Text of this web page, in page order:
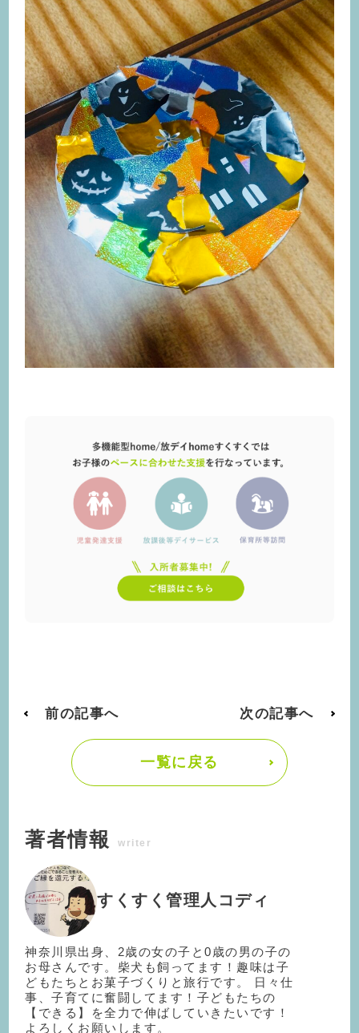
前の記事へ 次の記事へ
一覧に戻る
著者情報 writer
すくすく管理人コディ
神奈川県出身、2歳の女の子と0歳の男の子の
お母さんです。柴犬も飼ってます！趣味は子
どもたちとお菓子づくりと旅行です。 日々仕
事、子育てに奮闘してます！子どもたちの
【できる】を全力で伸ばしていきたいです！
よろしくお願いします。